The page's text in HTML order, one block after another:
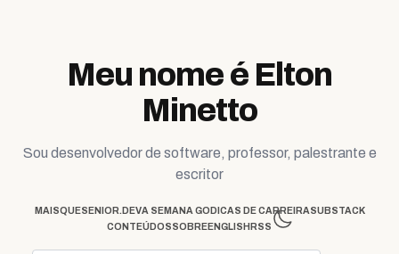
Meu nome é Elton
Minetto
Sou desenvolvedor de software, professor, palestrante e
escritor
MAISQUESENIOR.DEVA SEMANA GO DICAS DE CARREIRASUBSTACK
CONTEÚDOSSOBREENGLISH RSS